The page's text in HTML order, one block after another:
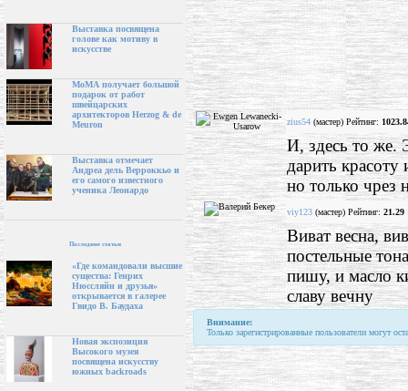
Выставка посвящена
голове как мотиву в
искусстве
МоМА получает большой
подарок от работ
швейцарских
архитекторов Herzog & de
Meuron
Выставка отмечает
Андреа дель Верроккьо и
его самого известного
ученика Леонардо
Последние статьи
«Где командовали высшие
существа: Генрих
Нюссляйн и друзья»
открывается в галерее
Гвидо В. Баудаха
Новая экспозиция
Высокого музея
посвящена искусству
южных backroads
zius54 (мастер) Рейтинг:
И, здесь то же.
дарить красоту
но только чрез
viy123 (мастер) Рейтинг: 21.29
Виват весна,
постельные
пишу, и масло
славу вечну
Внимание:
Только зарегистрированные пользователи могут